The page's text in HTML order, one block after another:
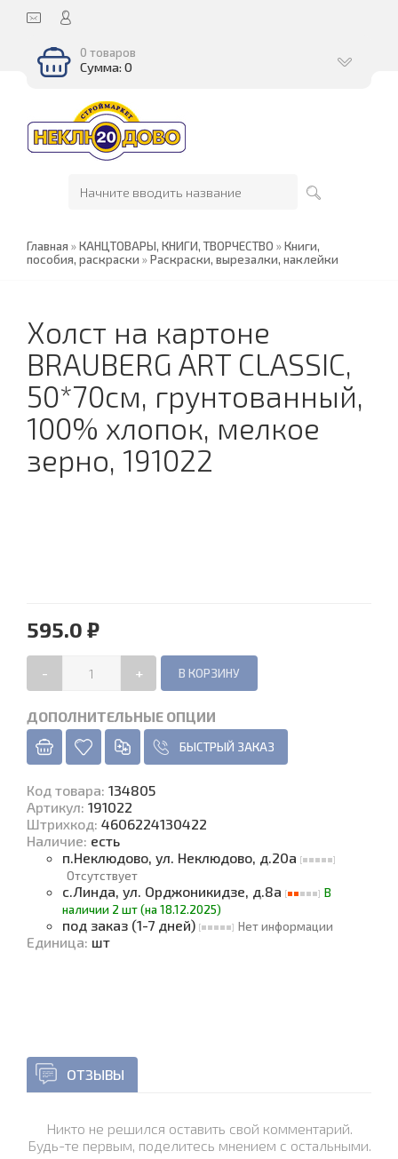
0 товаров
Сумма: 0
Главная »КАНЦТОВАРЫ, КНИГИ, ТВОРЧЕСТВО »Книги,
пособия, раскраски »Раскраски, вырезалки, наклейки
Холст на картоне
BRAUBERG ART CLASSIC,
50*70см, грунтованный,
100% хлопок, мелкое
зерно, 191022
595.0 ₽
- +
ДОПОЛНИТЕЛЬНЫЕ ОПЦИИ
БЫСТРЫЙ ЗАКАЗ
Код товара: 134805
Артикул: 191022
Штрихкод: 4606224130422
Наличие: есть
п.Неклюдово, ул. Неклюдово, д.20а
Отсутствует
с.Линда, ул. Орджоникидзе, д.8а
В
наличии 2 шт (на 18.12.2025)
под заказ (1-7 дней) Нет информации
Единица: шт
ОТЗЫВЫ
Никто не решился оставить свой комментарий.
Будь-те первым, поделитесь мнением с остальными.